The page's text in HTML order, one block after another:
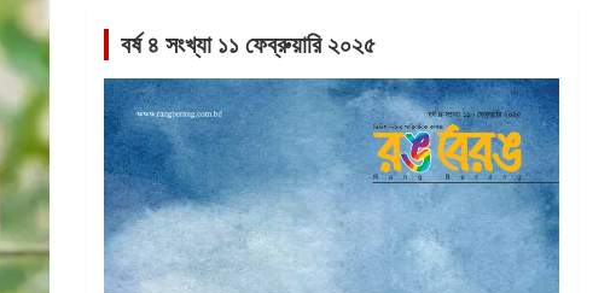
বর্ষ ৪ সংখ্যা ১১ ফেব্রুয়ারি ২০২৫